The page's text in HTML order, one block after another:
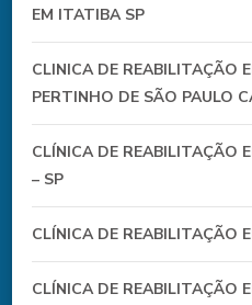
EM ITATIBA SP
CLINICA DE REABILITAÇÃO
PERTINHO DE SÃO PAULO
CLÍNICA DE REABILITAÇÃO
– SP
CLÍNICA DE REABILITAÇÃO
CLÍNICA DE REABILITAÇÃO